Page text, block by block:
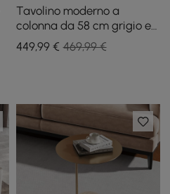
Tavolino moderno a
colonna da 58 cm grigio e
oro con piano in pietra
sinterizzata
449,99€ 469,99 €